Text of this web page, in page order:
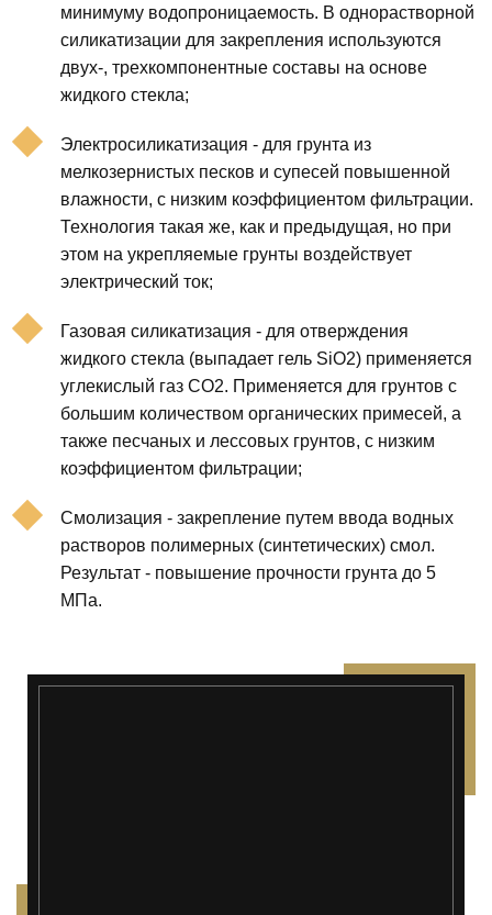
минимуму водопроницаемость. В однорастворной
силикатизации для закрепления используются
двух-, трехкомпонентные составы на основе
жидкого стекла;
Электросиликатизация - для грунта из
мелкозернистых песков и супесей повышенной
влажности, с низким коэффициентом фильтрации.
Технология такая же, как и предыдущая, но при
этом на укрепляемые грунты воздействует
электрический ток;
Газовая силикатизация - для отверждения
жидкого стекла (выпадает гель SiO2) применяется
углекислый газ СО2. Применяется для грунтов с
большим количеством органических примесей, а
также песчаных и лессовых грунтов, с низким
коэффициентом фильтрации;
Смолизация - закрепление путем ввода водных
растворов полимерных (синтетических) смол.
Результат - повышение прочности грунта до 5
МПа.